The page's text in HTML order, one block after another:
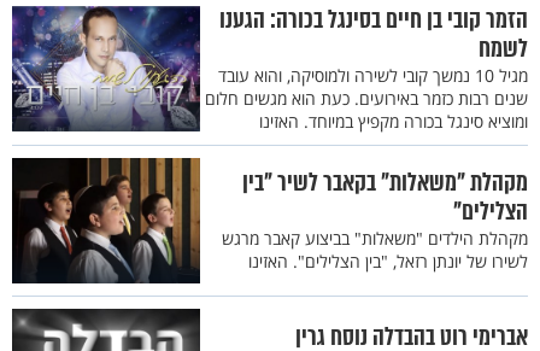
הזמר קובי בן חיים בסינגל בכורה: הגענו
לשמח
מגיל 10 נמשך קובי לשירה ולמוסיקה, והוא עובד
שנים רבות כזמר באירועים. כעת הוא מגשים חלום
ומוציא סינגל בכורה מקפיץ במיוחד. האזינו
מקהלת "משאלות" בקאבר לשיר "בין
הצלילים"
מקהלת הילדים "משאלות" בביצוע קאבר מרגש
לשירו של יונתן רזאל, "בין הצלילים". האזינו
אברימי רוט בהבדלה נוסח גרין